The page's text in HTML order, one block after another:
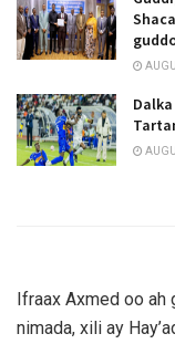
Ifraax Axmed oo ah
nimada, xili ay